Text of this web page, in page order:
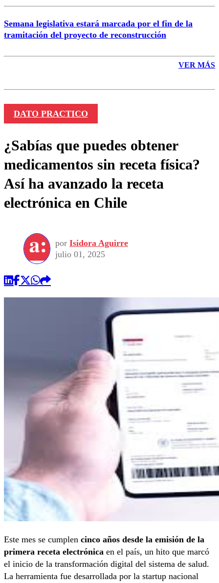
Semana legislativa estará marcada por el fin de la
tramitación del proyecto de reconstrucción
VER MÁS
DATO PRACTICO
¿Sabías que puedes obtener
medicamentos sin receta física?
Así ha avanzado la receta
electrónica en Chile
por Isidora Aguirre
julio 01, 2025
Este mes se cumplen cinco años desde la emisión de la
primera receta electrónica en el país, un hito que marcó
el inicio de la transformación digital del sistema de salud.
La herramienta fue desarrollada por la startup nacional